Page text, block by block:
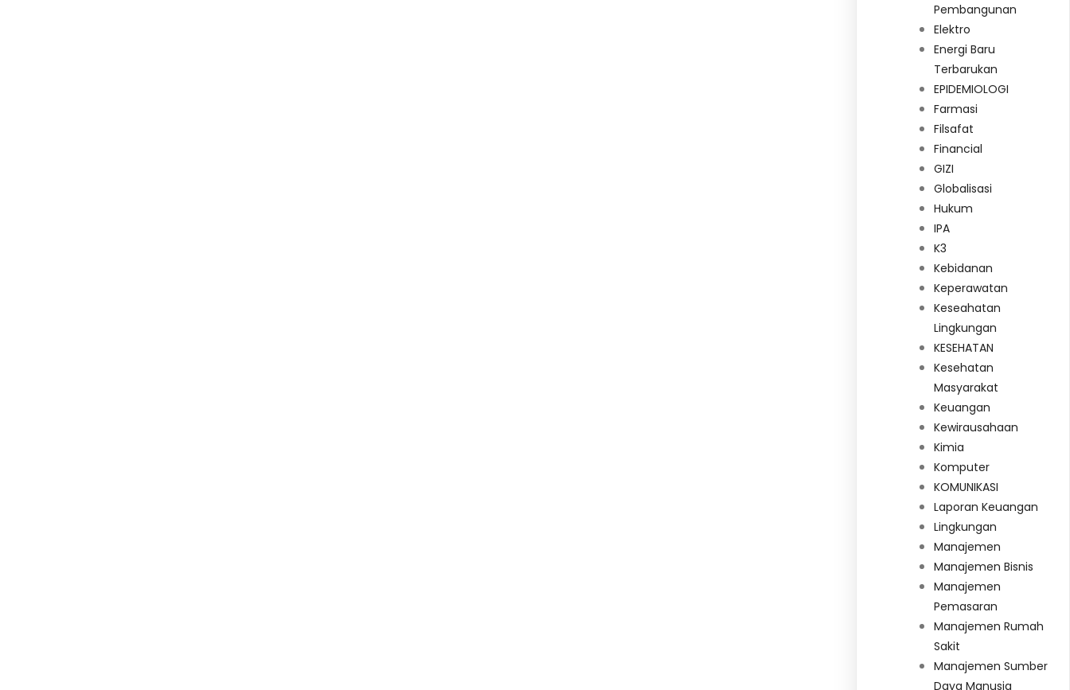
Pembangunan
Elektro
Energi Baru
Terbarukan
EPIDEMIOLOGI
Farmasi
Filsafat
Financial
GIZI
Globalisasi
Hukum
IPA
K3
Kebidanan
Keperawatan
Keseahatan
Lingkungan
KESEHATAN
Kesehatan
Masyarakat
Keuangan
Kewirausahaan
Kimia
Komputer
KOMUNIKASI
Laporan Keuangan
Lingkungan
Manajemen
Manajemen Bisnis
Manajemen
Pemasaran
Manajemen Rumah
Sakit
Manajemen Sumber
Daya Manusia